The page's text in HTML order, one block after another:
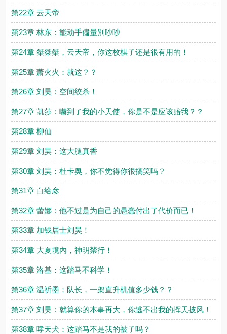
第22章 云天帝
第23章 林东：能动手儘量別吵吵
第24章 桀桀桀，云天帝，你这枚棋子还是很有用的！
第25章 萧火火：就这？？
第26章 刘昊：空间绞杀！
第27章 凯莎：嚇到了我的小天使，你是不是应该赔我？？
第28章 柳仙
第29章 刘昊：这大腿真香
第30章 刘昊：杜卡奥，你不觉得你很搞笑吗？
第31章 白给彦
第32章 蕾娜：他不过是为自己的愚蠢付出了代价而已！
第33章 加钱居士刘昊！
第34章 大夏境內，神明禁行！
第35章 洛基：这踏马不科学！
第36章 温祈墨：队长，一架直升机值多少钱？？
第37章 刘昊：就算你的本事再大，你逃不出我的挥天披风！
第38章 哮天犬：这踏马不是我的被子吗？